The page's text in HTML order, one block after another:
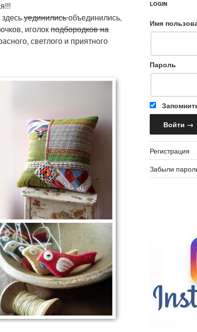
уединилисьобъединились,
иголокподбородков на
светлого и приятного
LOGIN
Имя
Пароль
Регистрация
Забыли